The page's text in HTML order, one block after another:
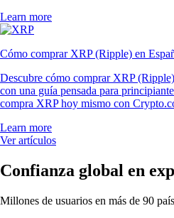
Learn more
Cómo comprar XRP (Ripple) en
Descubre cómo comprar XRP
con una guía pensada para
compra XRP hoy mismo con
Learn more
Ver artículos
Confianza global en
Millones de usuarios en más de 90